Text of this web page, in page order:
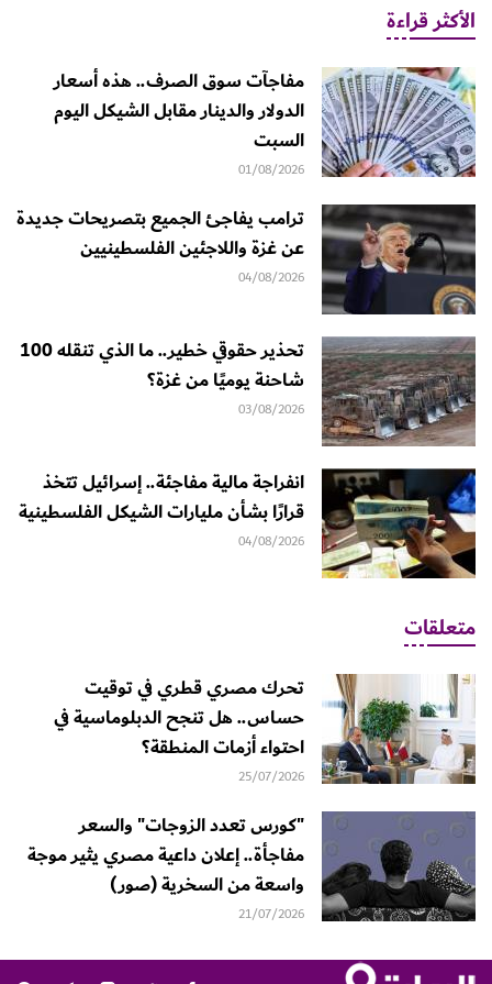
الأكثر قراءة
مفاجآت سوق الصرف.. هذه أسعار
الدولار والدينار مقابل الشيكل اليوم
السبت
01/08/2026
ترامب يفاجئ الجميع بتصريحات جديدة
عن غزة واللاجئين الفلسطينيين
04/08/2026
تحذير حقوقي خطير.. ما الذي تنقله 100
شاحنة يوميًا من غزة؟
03/08/2026
انفراجة مالية مفاجئة.. إسرائيل تتخذ
قرارًا بشأن مليارات الشيكل الفلسطينية
04/08/2026
متعلقات
تحرك مصري قطري في توقيت
حساس.. هل تنجح الدبلوماسية في
احتواء أزمات المنطقة؟
25/07/2026
"كورس تعدد الزوجات" والسعر
مفاجأة.. إعلان داعية مصري يثير موجة
واسعة من السخرية (صور)
21/07/2026